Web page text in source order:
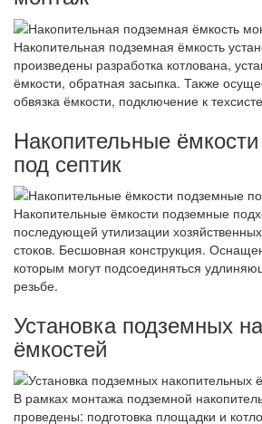
Накопительная подземная ёмкость
произведены разработка котлована,
ёмкости, обратная засыпка. Также
обвязка ёмкости, подключение к
Накопительные
под септик
Накопительные ёмкости подземные
последующей утилизации
стоков. Бесшовная конструкция.
которым могут подсоединяться
резьбе.
Установка подземных
ёмкостей
В рамках монтажа подземной
проведены: подготовка площадки и